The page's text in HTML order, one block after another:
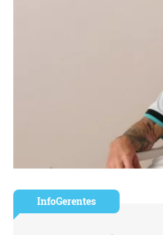
InfoGerentes